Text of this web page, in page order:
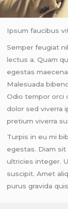
Ipsum faucibus
Semper feugiat
lectus a. Quam
egestas
Malesuada
Odio tempor orci
dolor sed viverra
pretium viverra
Turpis in eu mi
egestas. Diam
ultricies integer.
suscipit. Amet
purus gravida